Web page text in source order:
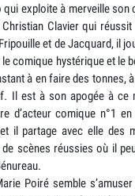
qui exploite à merveille
Christian Clavier qui
et de Jacquard, il
comique hystérique et le
à en faire des
Il est à son apogée à ce
d’acteur comique n°1
il partage avec elle
scènes réussies où il
Poiré semble